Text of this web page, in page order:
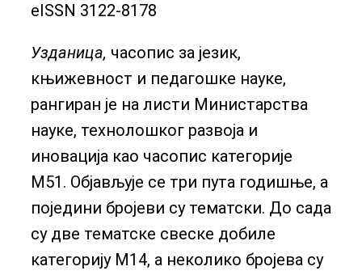
eISSN 3122-8178
Узданица, часопис за језик,
књижевност и педагошке науке,
рангиран је на листи Министарства
науке, технолошког развоја и
иновација као часопис категорије
М51. Објављује се три пута годишње, а
поједини бројеви су тематски. До сада
су две тематске свеске добиле
категорију М14, а неколико бројева су